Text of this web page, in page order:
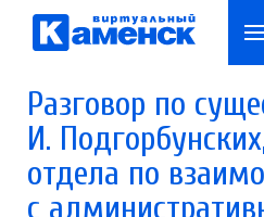
Разговор по
И.
отдела по
с